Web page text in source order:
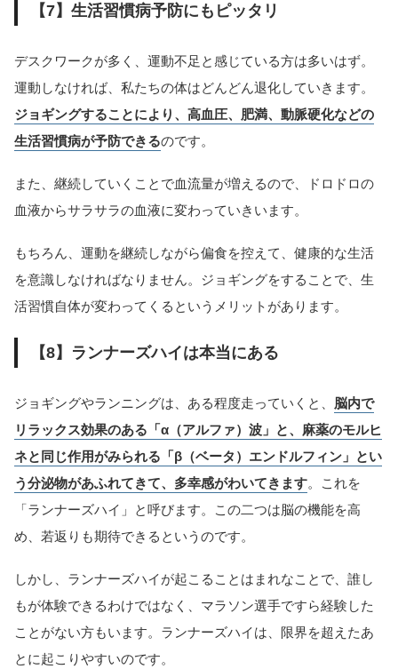
【7】生活習慣病予防にもピッタリ
デスクワークが多く、運動不足と感じている方は多いはず。
運動しなければ、私たちの体はどんどん退化していきます。
ジョギングすることにより、高血圧、肥満、動脈硬化などの
生活習慣病が予防できるのです。
また、継続していくことで血流量が増えるので、ドロドロの
血液からサラサラの血液に変わっていきいます。
もちろん、運動を継続しながら偏食を控えて、健康的な生活
を意識しなければなりません。ジョギングをすることで、生
活習慣自体が変わってくるというメリットがあります。
【8】ランナーズハイは本当にある
ジョギングやランニングは、ある程度走っていくと、 脳内で
リラックス効果のある「α（アルファ）波」と、麻薬のモルヒ
ネと同じ作用がみられる「β（ベータ）エンドルフィン」とい
う分泌物があふれてきて、多幸感がわいてきます。これを
「ランナーズハイ」と呼びます。この二つは脳の機能を高
め、若返りも期待できるというのです。
しかし、ランナーズハイが起こることはまれなことで、誰し
もが体験できるわけではなく、マラソン選手ですら経験した
ことがない方もいます。ランナーズハイは、限界を超えたあ
とに起こりやすいのです。